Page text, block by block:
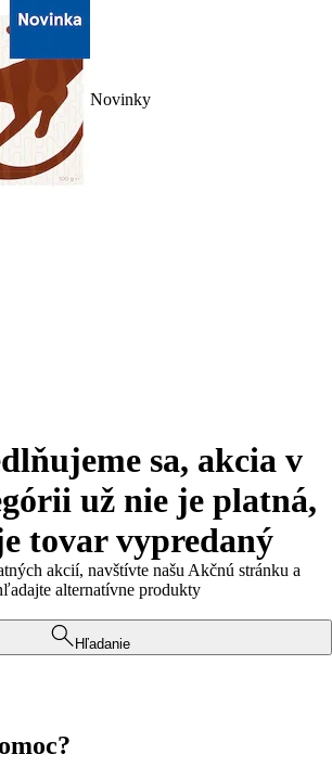
Novinky
sa, akcia v
už nie je platná,
tovar vypredaný
akcií, navštívte našu Akčnú stránku a
alternatívne produkty
Hľadanie